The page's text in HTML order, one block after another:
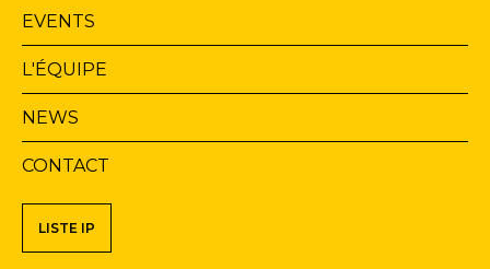
EVENTS
L'ÉQUIPE
NEWS
CONTACT
Navigation
LISTE IP